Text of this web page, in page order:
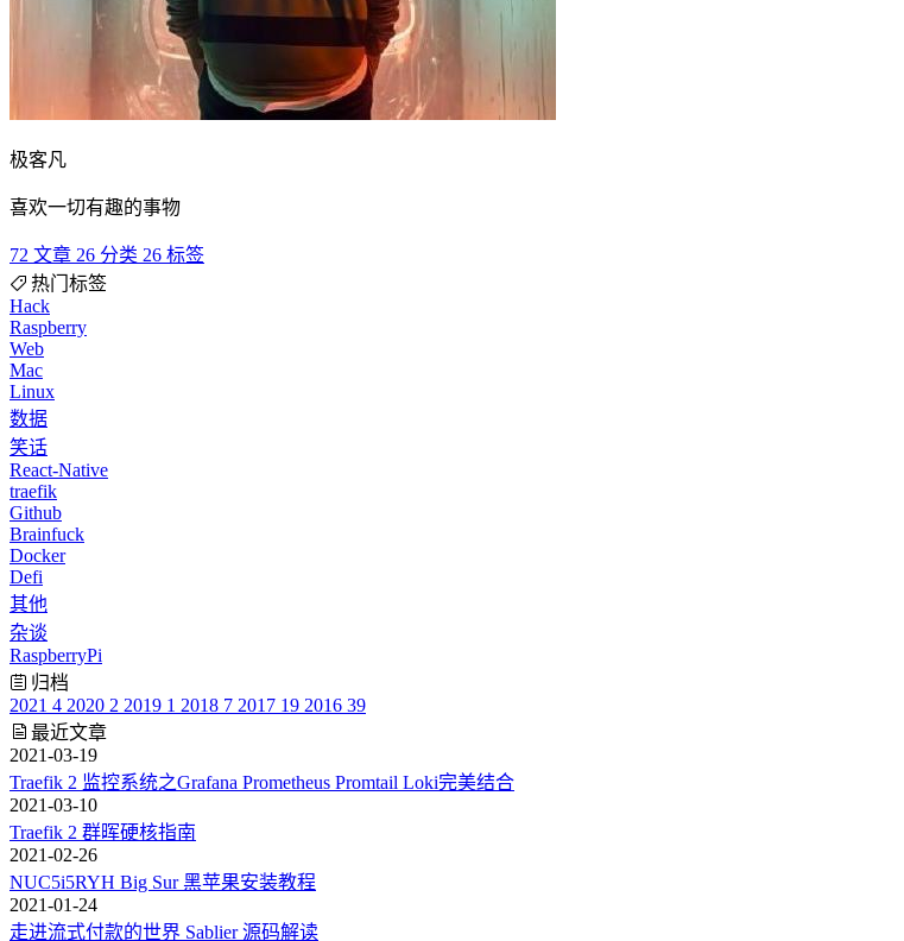
极客凡
喜欢一切有趣的事物
72 文章 26 分类 26 标签
热门标签
Hack
Raspberry
Web
Mac
Linux
数据
笑话
React-Native
traefik
Github
Brainfuck
Docker
Defi
其他
杂谈
RaspberryPi
归档
2021 4 2020 2 2019 1 2018 7 2017 19 2016 39
最近文章
2021-03-19
Traefik 2 监控系统之Grafana Prometheus Promtail Loki完美结合
2021-03-10
Traefik 2 群晖硬核指南
2021-02-26
NUC5i5RYH Big Sur 黑苹果安装教程
2021-01-24
走进流式付款的世界 Sablier 源码解读